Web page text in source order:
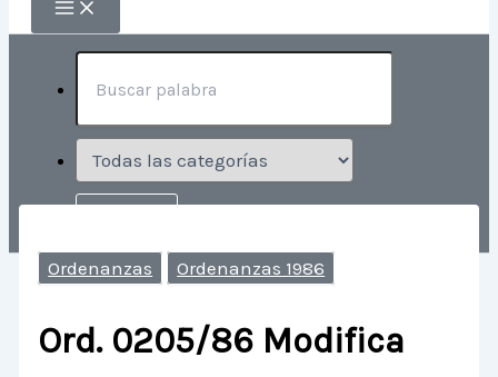
Ordenanzas Ordenanzas 1986
Ord. 0205/86 Modifica